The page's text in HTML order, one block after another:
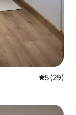
5 (29)